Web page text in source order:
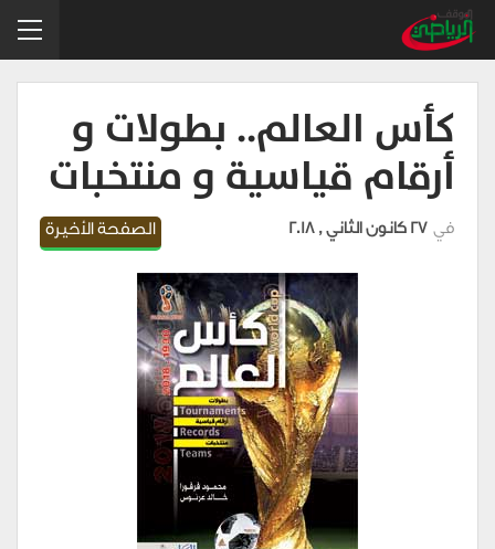
كأس العالم.. بطولات و
أرقام قياسية و منتخبات
الصفحة الأخيرة في 27 كانون الثاني , 2018